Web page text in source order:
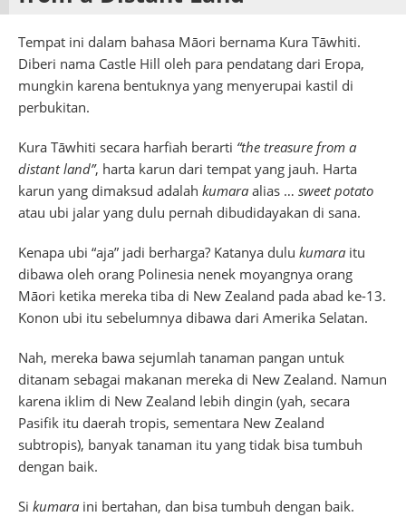
Tempat ini dalam bahasa Māori bernama Kura Tāwhiti.
Diberi nama Castle Hill oleh para pendatang dari Eropa,
mungkin karena bentuknya yang menyerupai kastil di
perbukitan.
Kura Tāwhiti secara harfiah berarti “the treasure from a
distant land”, harta karun dari tempat yang jauh. Harta
karun yang dimaksud adalah kumara alias … sweet potato
atau ubi jalar yang dulu pernah dibudidayakan di sana.
Kenapa ubi “aja” jadi berharga? Katanya dulu kumara itu
dibawa oleh orang Polinesia nenek moyangnya orang
Māori ketika mereka tiba di New Zealand pada abad ke-13.
Konon ubi itu sebelumnya dibawa dari Amerika Selatan.
Nah, mereka bawa sejumlah tanaman pangan untuk
ditanam sebagai makanan mereka di New Zealand. Namun
karena iklim di New Zealand lebih dingin (yah, secara
Pasifik itu daerah tropis, sementara New Zealand
subtropis), banyak tanaman itu yang tidak bisa tumbuh
dengan baik.
Si kumara ini bertahan, dan bisa tumbuh dengan baik.